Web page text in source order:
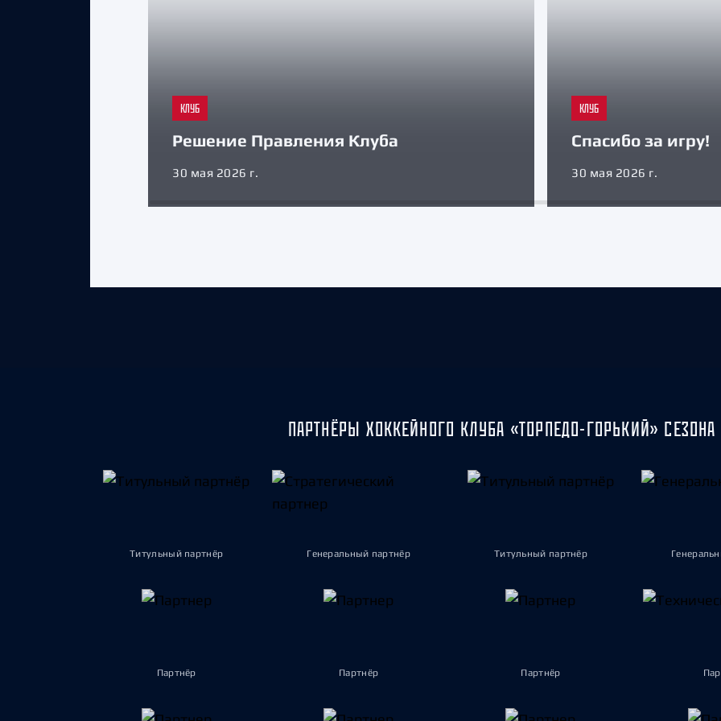
КЛУБ
Решение Правления Клуба
30 мая 2026 г.
КЛУБ
Спасибо за игру!
30 мая 2026 г.
ПАРТНЁРЫ ХОККЕЙНОГО КЛУБА «ТОРПЕДО-ГОРЬКИЙ» СЕЗОНА
Титульный партнёр Генеральный партнёр Титульный партнёр
Партнёр Партнёр Партнёр